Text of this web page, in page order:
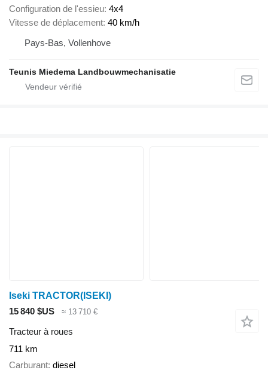
Configuration de l'essieu 4x4
Vitesse de déplacement 40 km/h
Pays-Bas, Vollenhove
Teunis Miedema Landbouwmechanisatie
Iseki TRACTOR(ISEKI)
15 840 $US
≈ 13 710 €
Tracteur à roues
711 km
Carburant diesel